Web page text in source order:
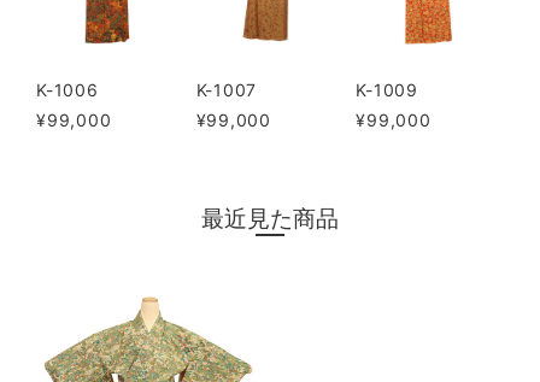
K-1006
¥99,000
K-1007
¥99,000
K-1009
¥99,000
最近見た商品